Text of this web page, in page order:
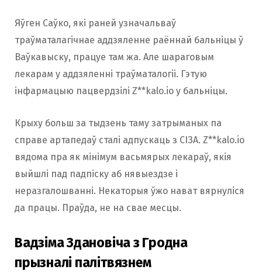
Яўген Саўко, які раней узначальваў
траўматалагічнае аддзяленне раённай бальніцы ў
Ваўкавыску, працуе там жа. Але шараговым
лекарам у аддзяленні траўматалогіі. Гэтую
інфармацыю пацвердзілі Z**kalo.io у бальніцы.
Крыху больш за тыдзень таму затрыманых па
справе артапедаў сталі адпускаць з СІЗА. Z**kalo.io
вядома пра як мінімум васьмярых лекараў, якія
выйшлі пад падпіску аб нявыездзе і
неразгалошванні. Некаторыя ўжо нават вярнуліся
да працы. Праўда, не на свае месцы.
Вадзіма Здановіча з Гродна
прызналі палітвязнем